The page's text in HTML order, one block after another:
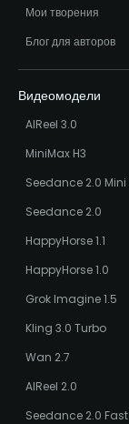
Мои творения
Блог для авторов
Видеомодели
AIReel 3.0
MiniMax H3
Seedance 2.0 Mini
Seedance 2.0
HappyHorse 1.1
HappyHorse 1.0
Grok Imagine 1.5
Kling 3.0 Turbo
Wan 2.7
AIReel 2.0
Seedance 2.0 Fast